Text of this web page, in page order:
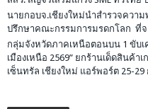
นายกอบจ.เชียงใหม่นำสำรวจควา
ปรึกษาคณะกรรมการมรดกโลก ที่
กลุ่มจังหวัดภาคเหนือตอนบน 1 ขับเ
เมืองเหนือ 2569” ยกร้านเด็ดสินค้
เซ็นทรัล เชียงใหม่ แอร์พอร์ต 25-29